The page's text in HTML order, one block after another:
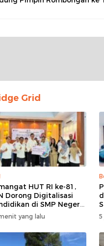
Grid
HUT RI ke-81,
Dorong Digitalisasi
di SMP Negeri
Lewat Program
yang lalu 5